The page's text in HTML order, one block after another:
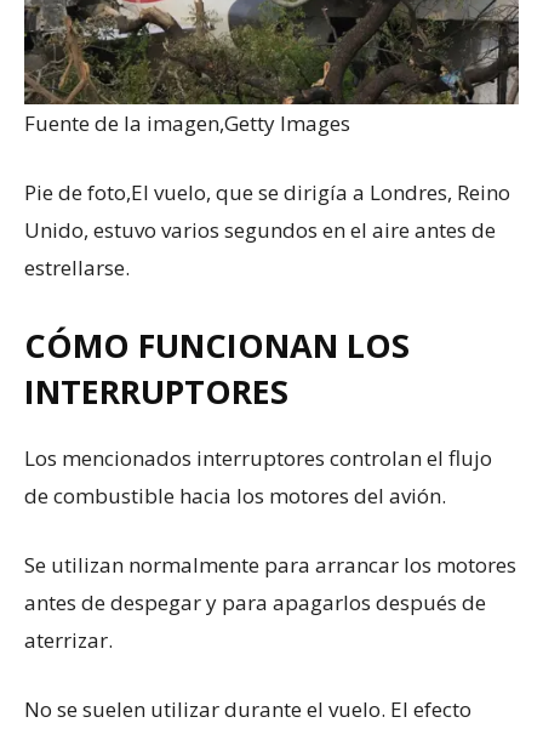
Fuente de la imagen,Getty Images
Pie de foto,El vuelo, que se dirigía a Londres, Reino
Unido, estuvo varios segundos en el aire antes de
estrellarse.
CÓMO FUNCIONAN LOS
INTERRUPTORES
Los mencionados interruptores controlan el flujo
de combustible hacia los motores del avión.
Se utilizan normalmente para arrancar los motores
antes de despegar y para apagarlos después de
aterrizar.
No se suelen utilizar durante el vuelo. El efecto